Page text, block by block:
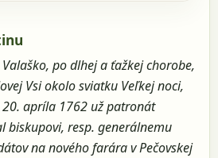
po dlhej a ťažkej chorobe,
Vsi okolo sviatku Veľkej noci,
apríla 1762 už patronát
biskupovi, resp. generálnemu
na nového farára v Pečovskej